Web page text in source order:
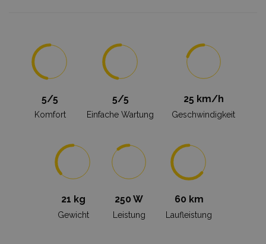
5/5
Komfort
5/5
Einfache Wartung
25 km/h
Geschwindigkeit
21 kg
Gewicht
250 W
Leistung
60 km
Laufleistung